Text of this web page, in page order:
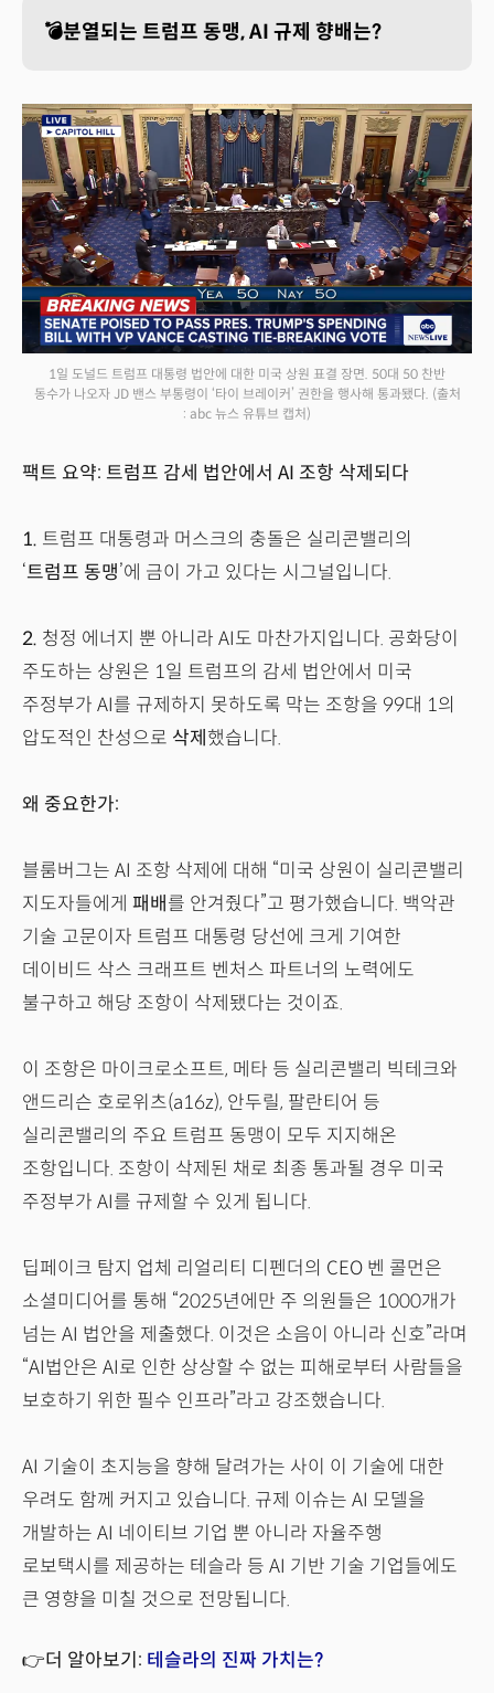
💣분열되는 트럼프 동맹, AI 규제 향배는?
1일 도널드 트럼프 대통령 법안에 대한 미국 상원 표결 장면. 50대 50 찬반
동수가 나오자 JD 밴스 부통령이 ‘타이 브레이커’ 권한을 행사해 통과됐다. (출처
: abc 뉴스 유튜브 캡처)
팩트 요약: 트럼프 감세 법안에서 AI 조항 삭제되다
1. 트럼프 대통령과 머스크의 충돌은 실리콘밸리의
‘트럼프 동맹’에 금이 가고 있다는 시그널입니다.
2. 청정 에너지 뿐 아니라 AI도 마찬가지입니다. 공화당이
주도하는 상원은 1일 트럼프의 감세 법안에서 미국
주정부가 AI를 규제하지 못하도록 막는 조항을 99대 1의
압도적인 찬성으로 삭제 했습니다.
왜 중요한가:
블룸버그는 AI 조항 삭제에 대해 “미국 상원이 실리콘밸리
지도자들에게 패배를 안겨줬다”고 평가했습니다. 백악관
기술 고문이자 트럼프 대통령 당선에 크게 기여한
데이비드 삭스 크래프트 벤처스 파트너의 노력에도
불구하고 해당 조항이 삭제됐다는 것이죠.
이 조항은 마이크로소프트, 메타 등 실리콘밸리 빅테크와
앤드리슨 호로위츠(a16z), 안두릴, 팔란티어 등
실리콘밸리의 주요 트럼프 동맹이 모두 지지해온
조항입니다. 조항이 삭제된 채로 최종 통과될 경우 미국
주정부가 AI를 규제할 수 있게 됩니다.
딥페이크 탐지 업체 리얼리티 디펜더의 CEO 벤 콜먼은
소셜미디어를 통해 “2025년에만 주 의원들은 1000개가
넘는 AI 법안을 제출했다. 이것은 소음이 아니라 신호”라며
“AI법안은 AI로 인한 상상할 수 없는 피해로부터 사람들을
보호하기 위한 필수 인프라”라고 강조했습니다.
AI 기술이 초지능을 향해 달려가는 사이 이 기술에 대한
우려도 함께 커지고 있습니다. 규제 이슈는 AI 모델을
개발하는 AI 네이티브 기업 뿐 아니라 자율주행
로보택시를 제공하는 테슬라 등 AI 기반 기술 기업들에도
큰 영향을 미칠 것으로 전망됩니다.
👉더 알아보기: 테슬라의 진짜 가치는?